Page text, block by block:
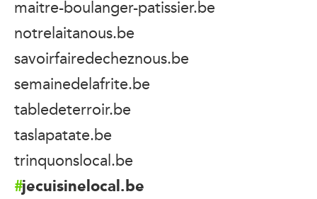
maitre-boulanger-patissier.be
notrelaitanous.be
savoirfairedecheznous.be
semainedelafrite.be
tabledeterroir.be
taslapatate.be
trinquonslocal.be
jecuisinelocal.be